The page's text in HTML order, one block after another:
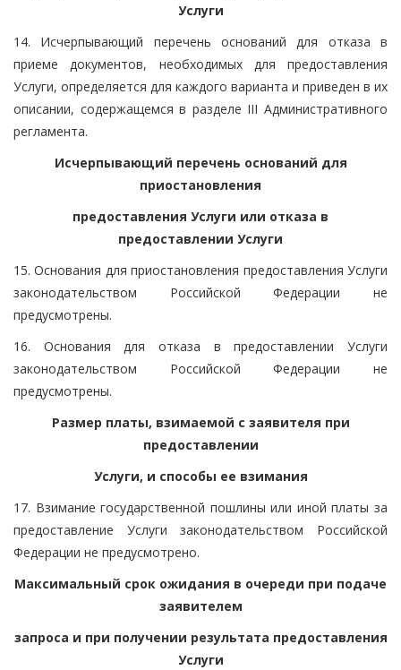
Услуги
14. Исчерпывающий перечень оснований для отказа в
приеме документов, необходимых для предоставления
Услуги, определяется для каждого варианта и приведен в их
описании, содержащемся в разделе III Административного
регламента.
Исчерпывающий перечень оснований для
приостановления
предоставления Услуги или отказа в
предоставлении Услуги
15. Основания для приостановления предоставления Услуги
законодательством Российской Федерации не
предусмотрены.
16. Основания для отказа в предоставлении Услуги
законодательством Российской Федерации не
предусмотрены.
Размер платы, взимаемой с заявителя при
предоставлении
Услуги, и способы ее взимания
17. Взимание государственной пошлины или иной платы за
предоставление Услуги законодательством Российской
Федерации не предусмотрено.
Максимальный срок ожидания в очереди при подаче
заявителем
запроса и при получении результата предоставления
Услуги